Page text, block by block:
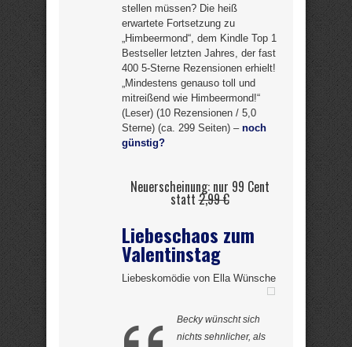
stellen müssen? Die heiß
erwartete Fortsetzung zu
„Himbeermond“, dem Kindle Top 1
Bestseller letzten Jahres, der fast
400 5-Sterne Rezensionen erhielt!
„Mindestens genauso toll und
mitreißend wie Himbeermond!“
(Leser) (10 Rezensionen / 5,0
Sterne) (ca. 299 Seiten) – noch
günstig?
Neuerscheinung: nur 99 Cent
statt2,99 €
Liebeschaos zum
Valentinstag
Liebeskomödie von Ella Wünsche
Becky wünscht sich
nichts sehnlicher, als